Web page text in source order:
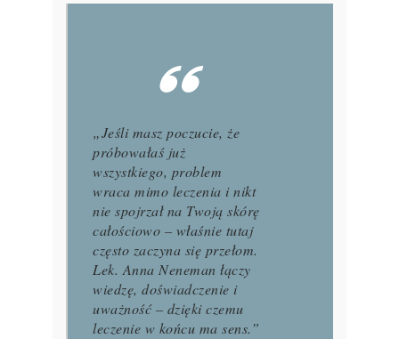
„Jeśli masz poczucie, że
próbowałaś już
wszystkiego, problem
wraca mimo leczenia i nikt
nie spojrzał na Twoją skórę
całościowo – właśnie tutaj
często zaczyna się przełom.
Lek. Anna Neneman łączy
wiedzę, doświadczenie i
uważność – dzięki czemu
leczenie w końcu ma sens.”